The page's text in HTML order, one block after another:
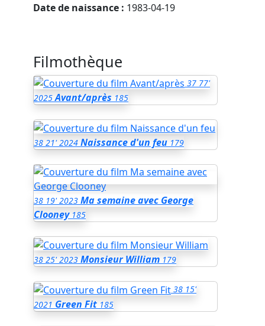
Date de naissance : 1983-04-19
Filmothèque
37 77'
2025 Avant/après 185
38 21' 2024 Naissance d'un feu 179
38 19' 2023 Ma semaine avec George
Clooney 185
38 25' 2023 Monsieur William 179
38 15'
2021 Green Fit 185